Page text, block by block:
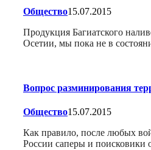
Общество15.07.2015
Продукция Багиатского
Осетии, мы пока не в
Вопрос разминирования
Общество15.07.2015
Как правило, после любых
России саперы и